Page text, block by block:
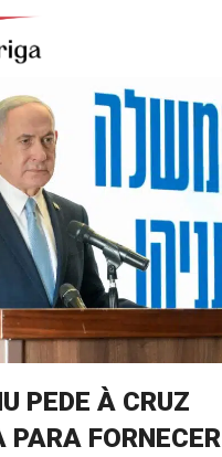
PEDE À CRUZ
PARA FORNECER